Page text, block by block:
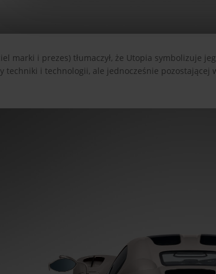
marki i prezes) tłumaczył, że Utopia symbolizuje
techniki i technologii, ale jednocześnie pozostającej